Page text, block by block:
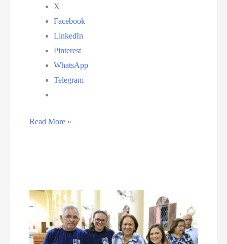
X
Facebook
LinkedIn
Pinterest
WhatsApp
Telegram
Arcebispo
sobre
novas
dioceses
no
Read More »